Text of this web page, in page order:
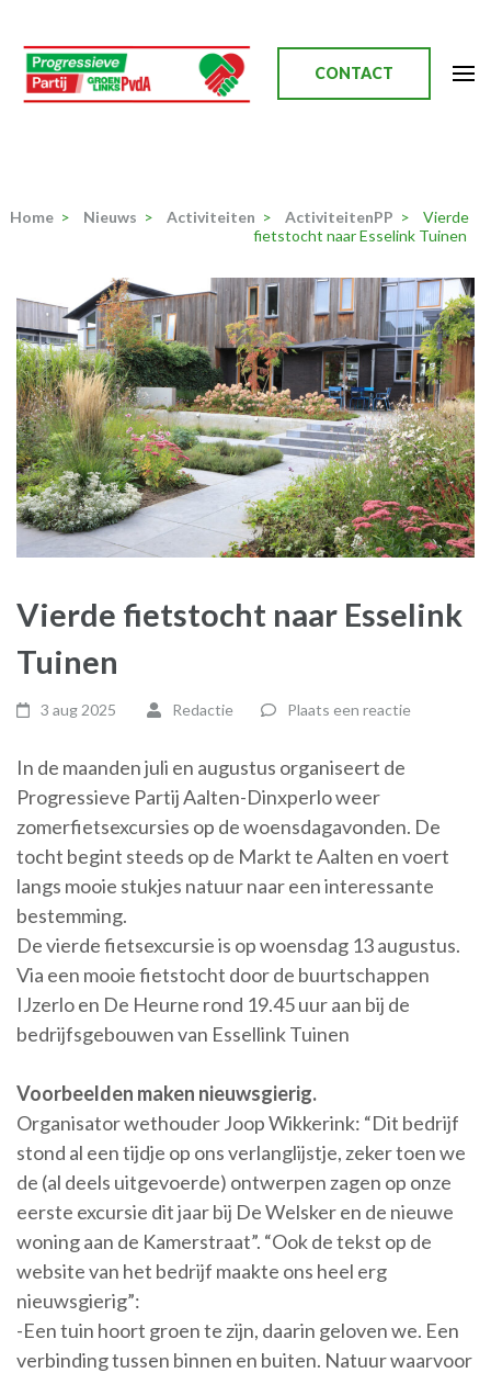
naar
inhoud
(Druk
CONTACT
Home > Nieuws > Activiteiten > ActiviteitenPP >
Vierde
fietstocht naar Esselink Tuinen
Vierde fietstocht naar Esselink
Tuinen
3 aug 2025 Redactie Plaats een reactie
In de maanden juli en augustus organiseert de
Progressieve Partij Aalten-Dinxperlo weer
zomerfietsexcursies op de woensdagavonden. De
tocht begint steeds op de Markt te Aalten en voert
langs mooie stukjes natuur naar een interessante
bestemming.
De vierde fietsexcursie is op woensdag 13 augustus.
Via een mooie fietstocht door de buurtschappen
IJzerlo en De Heurne rond 19.45 uur aan bij de
bedrijfsgebouwen van Essellink Tuinen
Voorbeelden maken nieuwsgierig.
Organisator wethouder Joop Wikkerink: “Dit bedrijf
stond al een tijdje op ons verlanglijstje, zeker toen we
de (al deels uitgevoerde) ontwerpen zagen op onze
eerste excursie dit jaar bij De Welsker en de nieuwe
woning aan de Kamerstraat”. “Ook de tekst op de
website van het bedrijf maakte ons heel erg
nieuwsgierig”:
-Een tuin hoort groen te zijn, daarin geloven we. Een
verbinding tussen binnen en buiten. Natuur waarvoor